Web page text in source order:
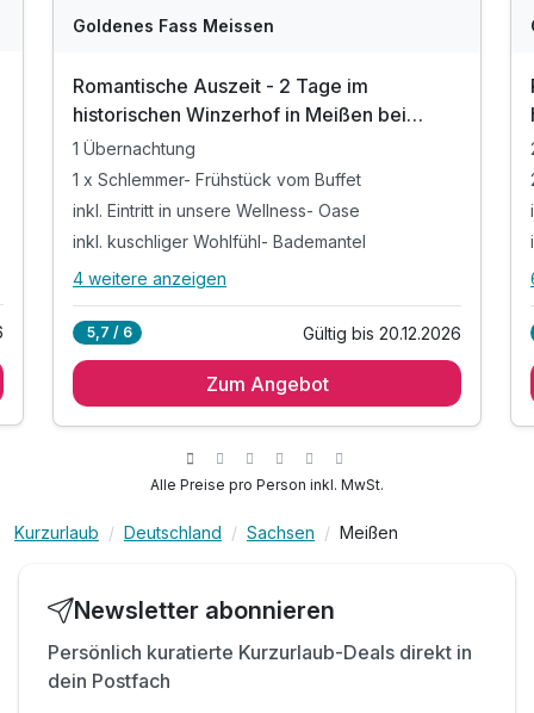
Ausstattung
p.P. ab
Wellnesssuite
2 Erwachsene und 1 Kind
Goldenes Fass Meissen
Romantische Auszeit - 2 Tage im
historischen Winzerhof in Meißen bei
Dresden
1 Übernachtung
1 x Schlemmer- Frühstück vom Buffet
inkl. Eintritt in unsere Wellness- Oase
inkl. kuschliger Wohlfühl- Bademantel
Alle Inklusivleistungen
1 x Schlemmer- Frühstück vom Buffet
inkl. 1 Flasche Wasser auf dem Zimmer
inkl. W-LAN
4 weitere anzeigen
5,7 / 6 Gültig bis 20.12.2026
Zum Angebot
Alle Preise pro Person inkl. MwSt.
Kurzurlaub Deutschland Sachsen Meißen
Newsletter abonnieren
Persönlich kuratierte Kurzurlaub-Deals direkt in
dein Postfach